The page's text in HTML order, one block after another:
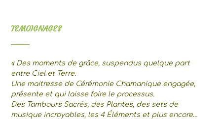
TEMOIGNAGES
« Des moments de grâce, suspendus quelque part
entre Ciel et Terre.
Une maitresse de Cérémonie Chamanique engagée,
présente et qui laisse faire le processus.
Des Tambours Sacrés, des Plantes, des sets de
musique incroyables, les 4 Éléments et plus encore…